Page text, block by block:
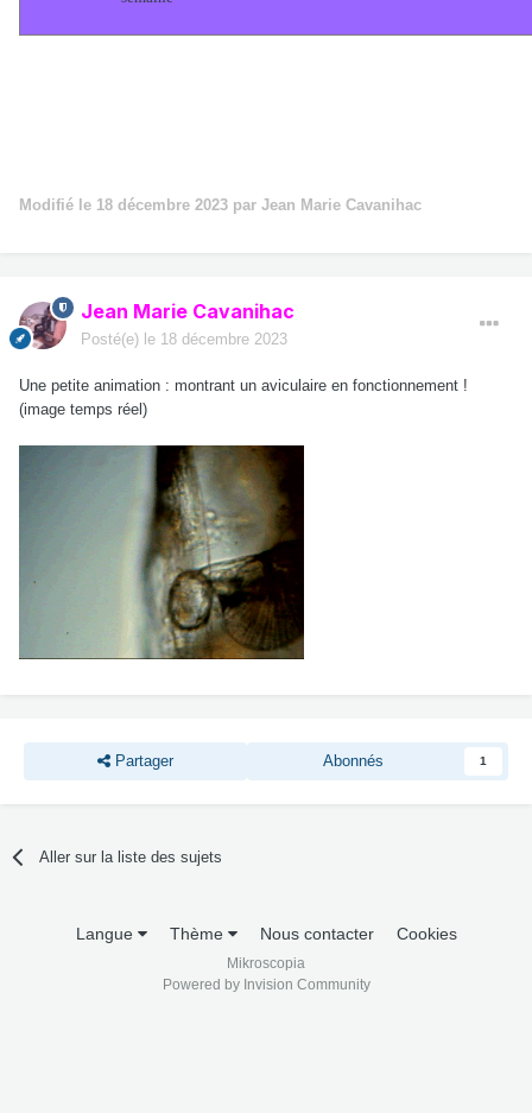
Modifié le 18 décembre 2023 par Jean Marie Cavanihac
Jean Marie Cavanihac
Posté(e) le 18 décembre 2023
Une petite animation : montrant un aviculaire en fonctionnement !
(image temps réel)
Partager Abonnés 1
Aller sur la liste des sujets
Langue Thème Nous contacter Cookies
Mikroscopia
Powered by Invision Community